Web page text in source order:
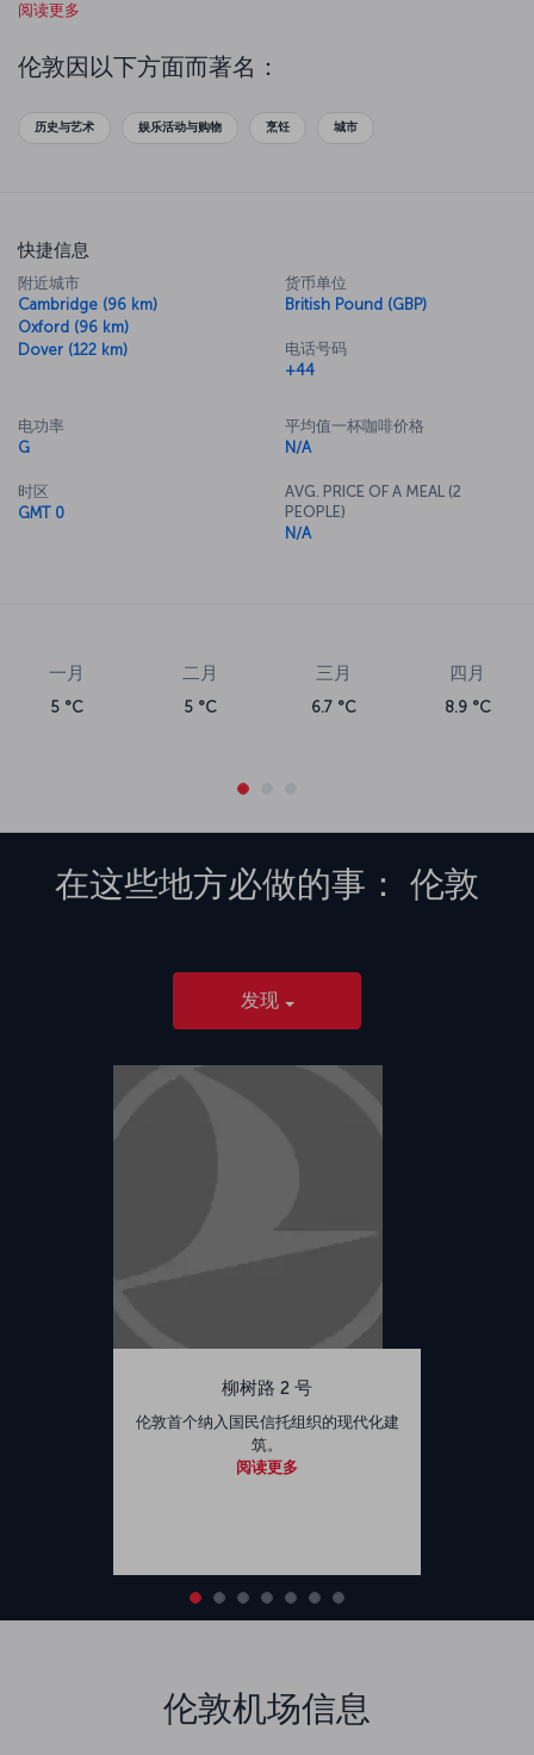
过首都的中心，登上伦敦眼欣赏这座大都会的迷人景致在您眼前展开，也
不会不知道要做什么。当然，一天结束之际，您也总是能够享受一杯传统
的英国下午茶，抑或探索这座城市富有活力的小酒馆文化。
阅读更多
伦敦因以下方面而著名：
历史与艺术 娱乐活动与购物 烹饪 城市
快捷信息
附近城市
Cambridge (96 km)
Oxford (96 km)
Dover (122 km)
货币单位
British Pound (GBP)
电话号码
+44
电功率
G
时区
GMT 0
平均值一杯咖啡价格
N/A
AVG. PRICE OF A MEAL (2
PEOPLE)
N/A
一月
5 °C
二月
5 °C
三月
6.7 °C
四月
8.9 °C
在这些地方必做的事： 伦敦
发现
柳树路 2 号
伦敦首个纳入国民信托组织的现代化建
筑。
阅读更多
伦敦机场信息